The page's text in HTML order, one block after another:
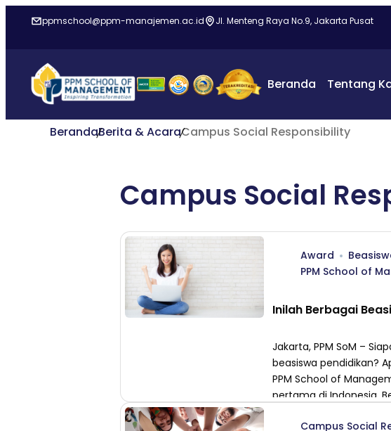
ppmschool@ppm-manajemen.ac.id Jl. Menteng Raya No.9, Jakarta Pusat
Beranda Tentang
BerandaBerita & AcaraCampus Social Responsibility
Campus Social
Award
PPM School of
Inilah Berbagai
Jakarta, PPM SoM –
beasiswa pendidikan?
PPM School of
pertama di Indonesia.
yang berkualitas baik.
Campus Social